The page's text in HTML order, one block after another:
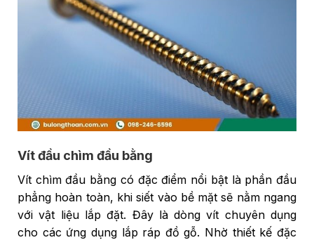
Vít đầu chìm đầu bằng
Vít chìm đầu bằng có đặc điểm nổi bật là phần đầu
phẳng hoàn toàn, khi siết vào bề mặt sẽ nằm ngang
với vật liệu lắp đặt. Đây là dòng vít chuyên dụng
cho các ứng dụng lắp ráp đồ gỗ. Nhờ thiết kế đặc